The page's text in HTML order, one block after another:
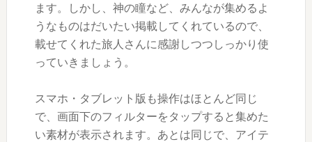
ます。しかし、神の瞳など、みんなが集めるよ
うなものはだいたい掲載してくれているので、
載せてくれた旅人さんに感謝しつつしっかり使
っていきましょう。
スマホ・タブレット版も操作はほとんど同じ
で、画面下のフィルターをタップすると集めた
い素材が表示されます。あとは同じで、アイテ